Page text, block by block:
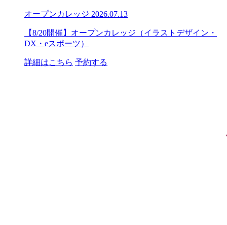
オープンカレッジ 2026.07.13
【8/20開催】オープンカレッジ（イラストデザイン・
DX・eスポーツ）
詳細はこちら 予約する